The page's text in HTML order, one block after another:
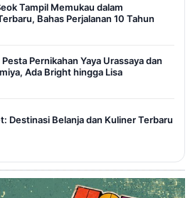
Tampil Memukau dalam
Bahas Perjalanan 10 Tahun
Pernikahan Yaya Urassaya dan
Ada Bright hingga Lisa
Destinasi Belanja dan Kuliner Terbaru